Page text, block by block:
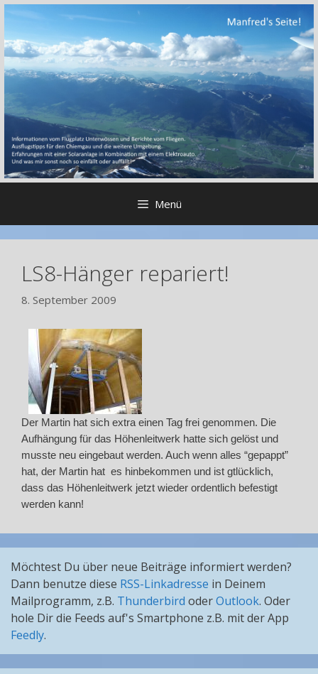
Zum
springen
Menü
LS8-Hänger repariert!
8. September 2009
Der Martin hat sich extra einen Tag frei genommen. Die
Aufhängung für das Höhenleitwerk hatte sich gelöst und
musste neu eingebaut werden. Auch wenn alles “gepappt”
hat, der Martin hat es hinbekommen und ist gtlücklich,
dass das Höhenleitwerk jetzt wieder ordentlich befestigt
werden kann!
Möchtest Du über neue Beiträge informiert werden?
Dann benutze diese RSS-Linkadresse in Deinem
Mailprogramm, z.B. Thunderbird oderOutlook. Oder
hole Dir die Feeds auf's Smartphone z.B. mit der App
Feedly.